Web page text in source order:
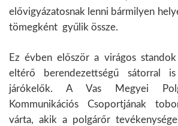
elővigyázatosnak lenni bármilyen
tömegként gyűlik össze.
Ez évben először a virágos
eltérő berendezettségű sátorral
járókelők. A Vas Megyei
Kommunikációs Csoportjának
várta, akik a polgárőr